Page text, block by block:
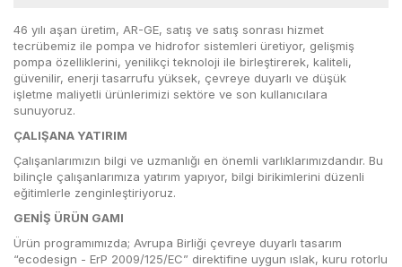
46 yılı aşan üretim, AR-GE, satış ve satış sonrası hizmet
tecrübemiz ile pompa ve hidrofor sistemleri üretiyor, gelişmiş
pompa özelliklerini, yenilikçi teknoloji ile birleştirerek, kaliteli,
güvenilir, enerji tasarrufu yüksek, çevreye duyarlı ve düşük
işletme maliyetli ürünlerimizi sektöre ve son kullanıcılara
sunuyoruz.
ÇALIŞANA YATIRIM
Çalışanlarımızın bilgi ve uzmanlığı en önemli varlıklarımızdandır. Bu
bilinçle çalışanlarımıza yatırım yapıyor, bilgi birikimlerini düzenli
eğitimlerle zenginleştiriyoruz.
GENİŞ ÜRÜN GAMI
Ürün programımızda; Avrupa Birliği çevreye duyarlı tasarım
“ecodesign - ErP 2009/125/EC” direktifine uygun ıslak, kuru rotorlu